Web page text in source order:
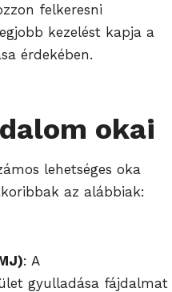
felkeresni
kezelést kapja a
érdekében.
okai
lehetséges oka
az alábbiak:
: A
gyulladása fájdalmat